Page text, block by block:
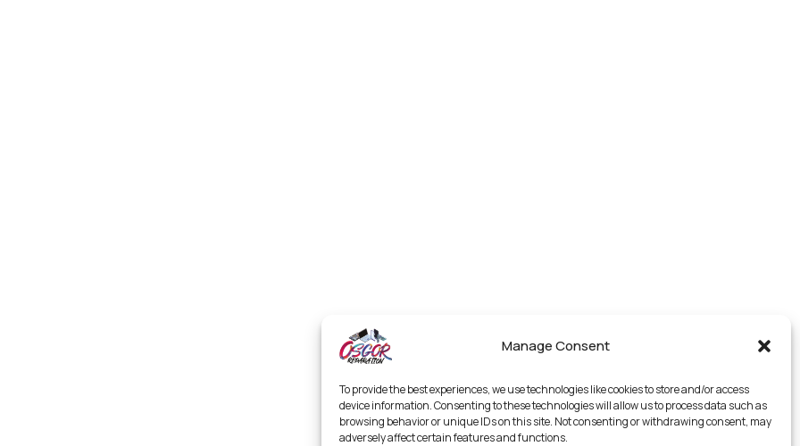
Manage Consent
To provide the best experiences, we use technologies like cookies to store and/or access
device information. Consenting to these technologies will allow us to process data such as
browsing behavior or unique IDs on this site. Not consenting or withdrawing consent, may
adversely affect certain features and functions.